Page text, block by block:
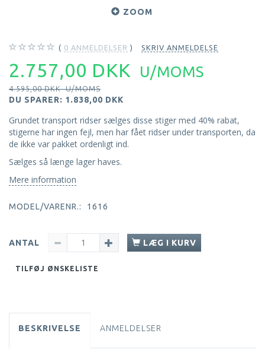
ZOOM
0 ANMELDELSER SKRIV ANMELDELSE
2.757,00 DKK U/MOMS
4.595,00 DKKU/MOMS
DU SPARER: 1.838,00 DKK
Grundet transport ridser sælges disse stiger med 40% rabat,
stigerne har ingen fejl, men har fået ridser under transporten, da
de ikke var pakket ordenligt ind.
Sælges så længe lager haves.
Mere information
MODEL/VARENR.: 1616
ANTAL LÆG I KURV
TILFØJ ØNSKELISTE
BESKRIVELSE ANMELDELSER